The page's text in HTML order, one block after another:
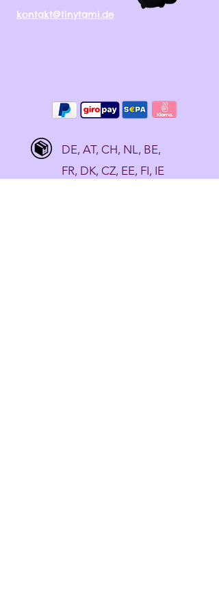
kontakt@tinytami.de
DE, AT, CH, NL, BE,
FR, DK, CZ, EE, FI, IE